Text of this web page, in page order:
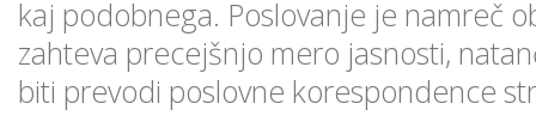
kaj podobnega. Poslovanje je namreč
zahteva precejšnjo mero jasnosti,
biti prevodi poslovne korespondence